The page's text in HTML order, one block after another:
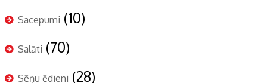
Sacepumi (10)
Salāti (70)
Sēņu ēdieni (28)